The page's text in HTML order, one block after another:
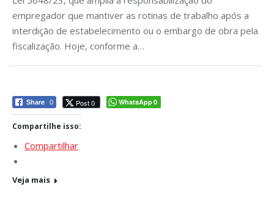
empregador que mantiver as rotinas de trabalho após a
interdição de estabelecimento ou o embargo de obra pela
fiscalização. Hoje, conforme a…
Share 0 Post 0 WhatsApp0
Compartilhe isso:
Compartilhar
Veja mais